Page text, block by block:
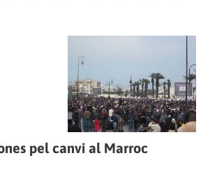
pel canvi al Marroc